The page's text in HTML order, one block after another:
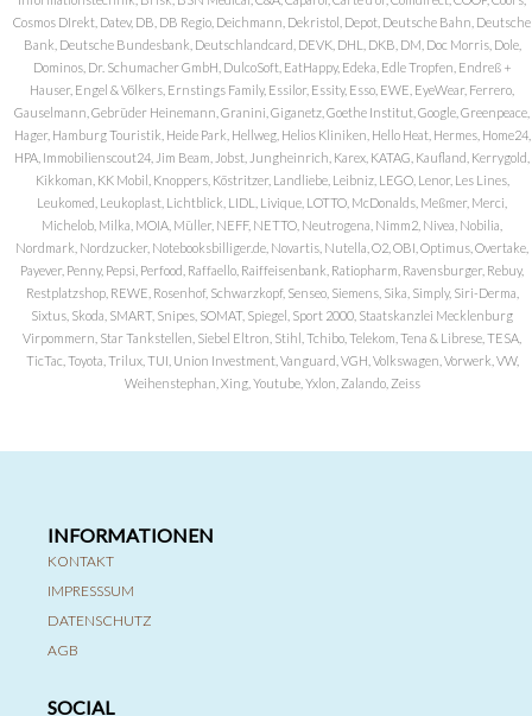
Cosmos DIrekt, Datev, DB, DB Regio, Deichmann, Dekristol, Depot, Deutsche Bahn, Deutsche
Bank, Deutsche Bundesbank, Deutschlandcard, DEVK, DHL, DKB, DM, Doc Morris, Dole,
Dominos, Dr. Schumacher GmbH, DulcoSoft, EatHappy, Edeka, Edle Tropfen, Endreß +
Hauser, Engel & Völkers, Ernstings Family, Essilor, Essity, Esso, EWE, EyeWear, Ferrero,
Gauselmann, Gebrüder Heinemann, Granini, Giganetz, Goethe Institut, Google, Greenpeace,
Hager, Hamburg Touristik, Heide Park, Hellweg, Helios Kliniken, Hello Heat, Hermes, Home24,
HPA, Immobilienscout24, Jim Beam, Jobst, Jungheinrich, Karex, KATAG, Kaufland, Kerrygold,
Kikkoman, KK Mobil, Knoppers, Köstritzer, Landliebe, Leibniz, LEGO, Lenor, Les Lines,
Leukomed, Leukoplast, Lichtblick, LIDL, Livique, LOTTO, McDonalds, Meßmer, Merci,
Michelob, Milka, MOIA, Müller, NEFF, NETTO, Neutrogena, Nimm2, Nivea, Nobilia,
Nordmark, Nordzucker, Notebooksbilliger.de, Novartis, Nutella, O2, OBI, Optimus, Overtake,
Payever, Penny, Pepsi, Perfood, Raffaello, Raiffeisenbank, Ratiopharm, Ravensburger, Rebuy,
Restplatzshop, REWE, Rosenhof, Schwarzkopf, Senseo, Siemens, Sika, Simply, Siri-Derma,
Sixtus, Skoda, SMART, Snipes, SOMAT, Spiegel, Sport 2000, Staatskanzlei Mecklenburg
Virpommern, Star Tankstellen, Siebel Eltron, Stihl, Tchibo, Telekom, Tena & Librese, TESA,
TicTac, Toyota, Trilux, TUI, Union Investment, Vanguard, VGH, Volkswagen, Vorwerk, VW,
Weihenstephan, Xing, Youtube, Yxlon, Zalando, Zeiss
INFORMATIONEN
KONTAKT
IMPRESSSUM
DATENSCHUTZ
AGB
SOCIAL